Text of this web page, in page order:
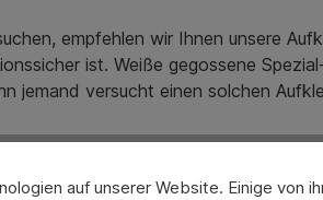
empfehlen wir Ihnen unsere
ist. Weiße gegossene
versucht einen solchen
auf unserer Website. Einige von